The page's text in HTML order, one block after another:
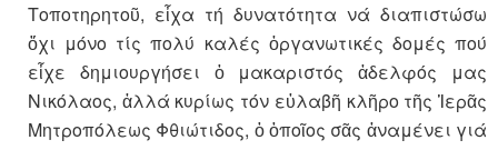
Τοποτηρητοῦ, εἶχα τή δυνατότητα νά διαπιστώσω
ὄχι μόνο τίς πολύ καλές ὀργανωτικές δομές πού
εἶχε δημιουργήσει ὁ μακαριστός ἀδελφός μας
Νικόλαος, ἀλλά κυρίως τόν εὐλαβῆ κλῆρο τῆς Ἱερᾶς
Μητροπόλεως Φθιώτιδος, ὁ ὁποῖος σᾶς ἀναμένει γιά